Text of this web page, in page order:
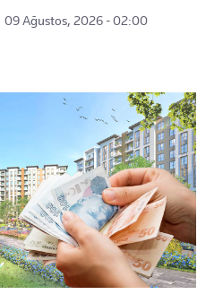
09 Ağustos, 2026 - 02:00